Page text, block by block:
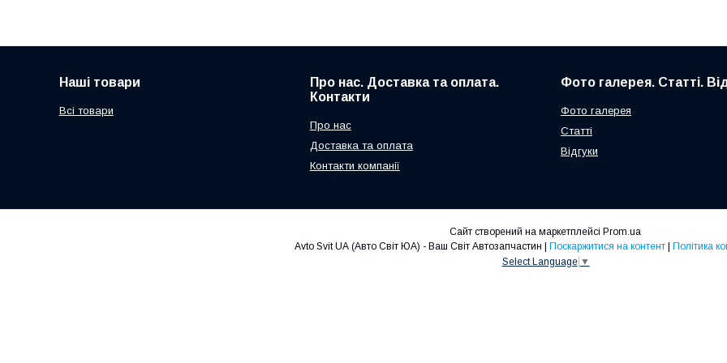
Наші товари
Всі товари
Про нас. Доставка та оплата.
Контакти
Про нас
Доставка та оплата
Контакти компанії
Фото галерея. Статті.
Фото галерея
Статті
Відгуки
Сайт створений на маркетплейсі Prom.ua
Avto Svit UA (Авто Світ ЮА) - Ваш Світ Автозапчастин | Поскаржитися на контент | Політика
Select Language ▼